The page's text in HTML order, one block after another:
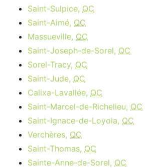
Saint-Sulpice, QC
Saint-Aimé, QC
Massueville, QC
Saint-Joseph-de-Sorel, QC
Sorel-Tracy, QC
Saint-Jude, QC
Calixa-Lavallée, QC
Saint-Marcel-de-Richelieu, QC
Saint-Ignace-de-Loyola, QC
Verchères, QC
Saint-Thomas, QC
Sainte-Anne-de-Sorel, QC